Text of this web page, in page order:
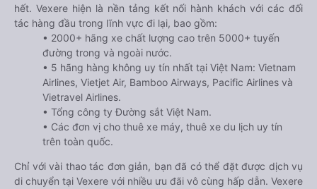
hết. Vexere hiện là nền tảng kết nối hành khách với các đối
tác hàng đầu trong lĩnh vực đi lại, bao gồm:
• 2000+ hãng xe chất lượng cao trên 5000+ tuyến
đường trong và ngoài nước.
• 5 hãng hàng không uy tín nhất tại Việt Nam: Vietnam
Airlines, Vietjet Air, Bamboo Airways, Pacific Airlines và
Vietravel Airlines.
• Tổng công ty Đường sắt Việt Nam.
• Các đơn vị cho thuê xe máy, thuê xe du lịch uy tín
trên toàn quốc.
Chỉ với vài thao tác đơn giản, bạn đã có thể đặt được dịch vụ
di chuyển tại Vexere với nhiều ưu đãi vô cùng hấp dẫn. Vexere